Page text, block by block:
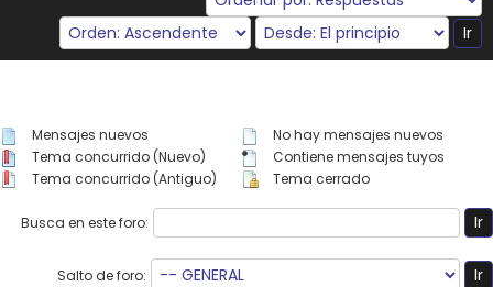
Mensajes nuevos
Tema concurrido (Nuevo)
Tema concurrido (Antiguo)
No hay mensajes nuevos
Contiene mensajes tuyos
Tema cerrado
Busca en este foro:
Salto de foro: